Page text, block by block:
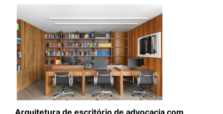
Arquitetura de escritório de advocacia com